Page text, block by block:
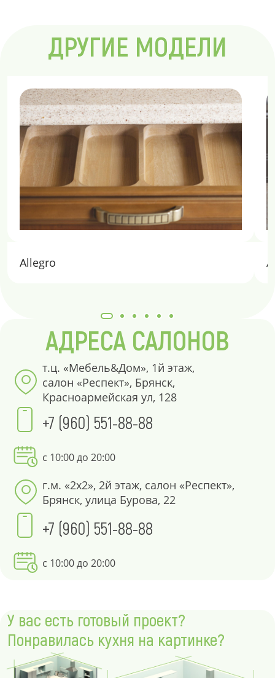
ДРУГИЕ МОДЕЛИ
Allegro
АДРЕСА САЛОНОВ
т.ц. «Мебель&Дом», 1й этаж,
салон «Респект», Брянск,
Красноармейская ул, 128
+7 (960) 551-88-88
с 10:00 до 20:00
г.м. «2х2», 2й этаж, салон «Респект»,
Брянск, улица Бурова, 22
+7 (960) 551-88-88
с 10:00 до 20:00
У вас есть готовый проект?
Понравилась кухня на картинке?